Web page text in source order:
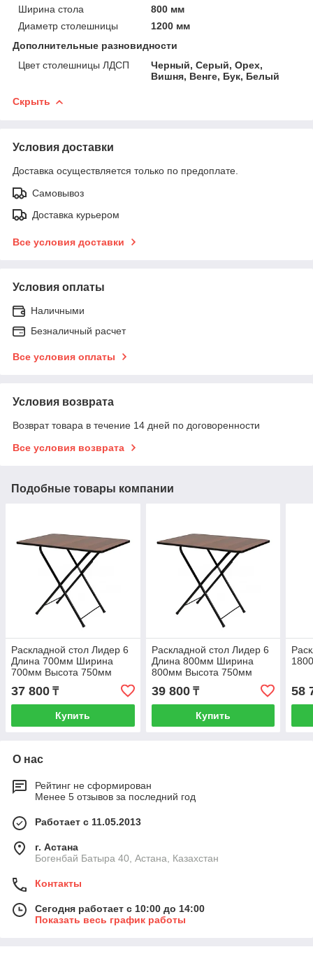
Ширина стола
800 мм
Диаметр столешницы
1200 мм
Дополнительные разновидности
Цвет столешницы ЛДСП
Черный, Серый, Орех,
Вишня, Венге, Бук, Белый
Скрыть
Условия доставки
Доставка осуществляется только по предоплате.
Самовывоз
Доставка курьером
Все условия доставки
Условия оплаты
Наличными
Безналичный расчет
Все условия оплаты
Условия возврата
Возврат товара в течение 14 дней по договоренности
Все условия возврата
Подобные товары компании
Раскладной стол Лидер 6
Длина 700мм Ширина
700мм Высота 750мм
37 800 ₸
Купить
Раскладной стол Лидер 6
Длина 800мм Ширина
800мм Высота 750мм
39 800₸
Купить
58
О нас
Рейтинг не сформирован
Менее 5 отзывов за последний год
Работает с 11.05.2013
г. Астана
Богенбай Батыра 40, Астана, Казахстан
Контакты
Сегодня работает с 10:00 до 14:00
Показать весь график работы